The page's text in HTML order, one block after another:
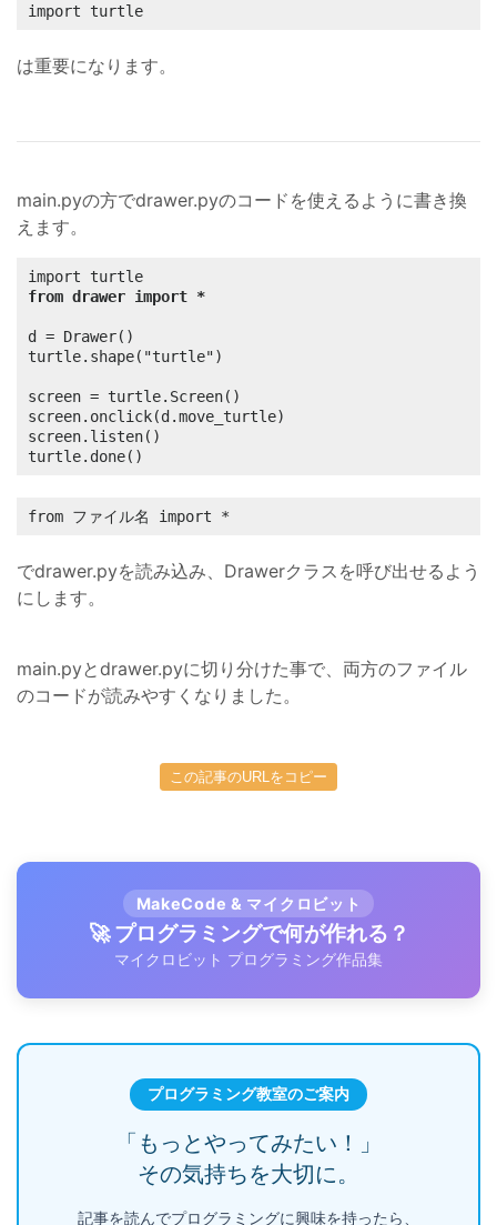
import turtle
は重要になります。
main.pyの方でdrawer.pyのコードを使えるように書き換
えます。
from drawer import *
d = Drawer()
turtle.shape("turtle")
screen = turtle.Screen()
screen.onclick(d.move_turtle)
screen.listen()
turtle.done()
from ファイル名 import *
でdrawer.pyを読み込み、Drawerクラスを呼び出せるよう
にします。
main.pyとdrawer.pyに切り分けた事で、両方のファイル
のコードが読みやすくなりました。
この記事のURLをコピー
MakeCode & マイクロビット
🚀 プログラミングで何が作れる？
マイクロビット プログラミング作品集
プログラミング教室のご案内
「もっとやってみたい！」
その気持ちを大切に。
記事を読んでプログラミングに興味を持ったら、